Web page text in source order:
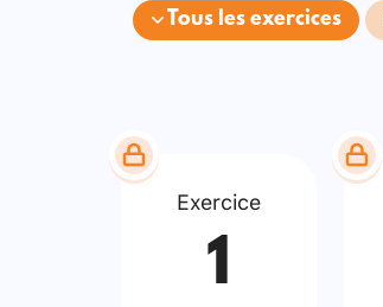
Tous les exercices
Exercice
1